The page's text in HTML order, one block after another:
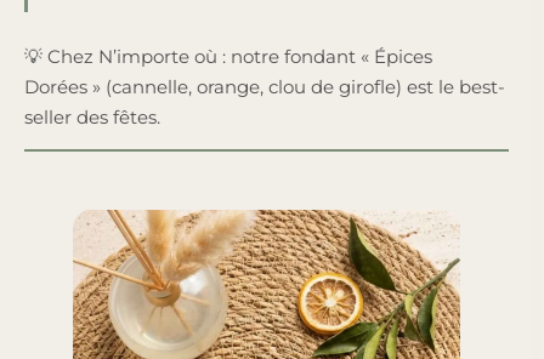
💡 Chez N’importe où : notre fondant « Épices
Dorées » (cannelle, orange, clou de girofle) est le best-
seller des fêtes.